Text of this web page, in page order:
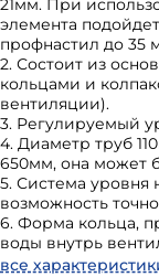
21мм. При
элемента
профнастил до 35
2. Состоит из
кольцами и
вентиляции).
3. Регулируемый
4. Диаметр труб
650мм, она может
5. Система
возможность
6. Форма кольца,
воды внутрь
все